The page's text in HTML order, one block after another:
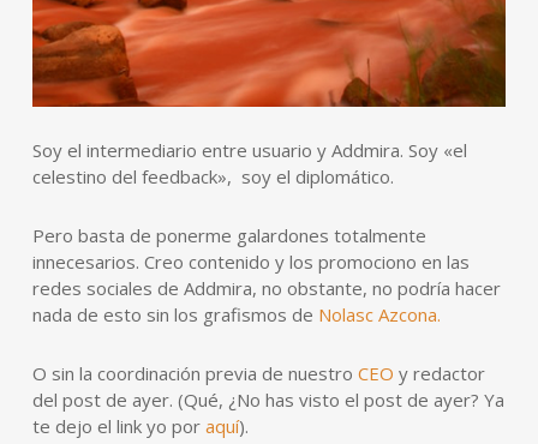
Soy el intermediario entre usuario y Addmira. Soy «el
celestino del feedback», soy el diplomático.
Pero basta de ponerme galardones totalmente
innecesarios. Creo contenido y los promociono en las
redes sociales de Addmira, no obstante, no podría hacer
nada de esto sin los grafismos de Nolasc Azcona.
O sin la coordinación previa de nuestro CEO y redactor
del post de ayer. (Qué, ¿No has visto el post de ayer? Ya
te dejo el link yo por aquí).